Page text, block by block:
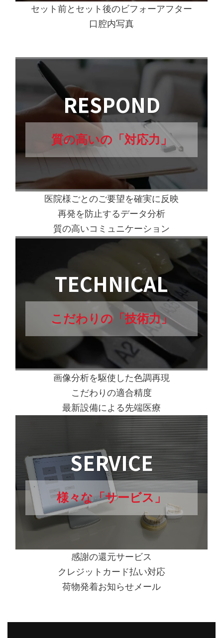
セット前とセット後のビフォーアフター
口腔内写真
RESPOND
質の高いの「対応力」
医院様ごとのご要望を確実に反映
再発を防止するデータ分析
質の高いコミュニケーション
TECHNICAL
こだわりの「技術力」
画像分析を駆使した色調再現
こだわりの適合精度
最新設備による先端医療
SERVICE
様々な「サービス」
感謝の還元サービス
クレジットカード払い対応
荷物発着お知らせメール